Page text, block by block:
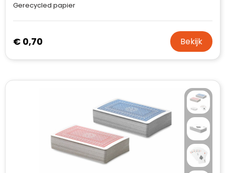
Gerecycled papier
€ 0,70 Bekijk